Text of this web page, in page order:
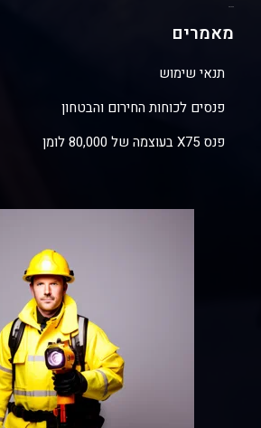
מאמרים
תנאי שימוש
פנסים לכוחות החירום והבטחון
פנס X75 בעוצמה של 80,000 לומן